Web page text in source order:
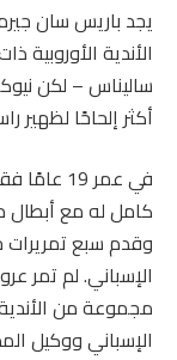
يجد باريس سان
الأندية الأوروبية
ساليناس – لكن
أكثر إلحاحًا لظهير
في عمر
وقدم سبع تمريرات
الإسباني. لم تمر
مجموعة من
الإسباني ووكيل